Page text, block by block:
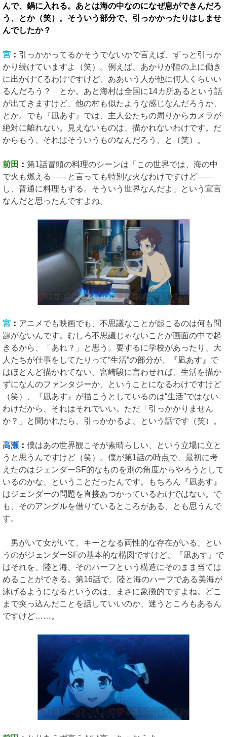
んで、鍋に入れる。あとは海の中なのになぜ息ができんだろ
う、とか（笑）。そういう部分で、引っかかったりはしませ
んでしたか？
宮 ： 引っかかってるかそうでないかで言えば、ずっと引っか
かり続けていますよ（笑）。例えば、あかりが陸の上に働き
に出かけてるわけですけど、ああいう人が他に何人くらいい
るんだろう？ とか。あと海村は全国に14カ所あるという話
が出てきますけど、他の村も似たような感じなんだろうか、
とか。でも『凪あす』では、主人公たちの周りからカメラが
絶対に離れない。見えないものは、描かれないわけです。だ
からもう、それはそういうものなんだろう、と（笑）。
前田 ： 第1話冒頭の料理のシーンは「この世界では、海の中
で火も燃える――と言っても特別な火なわけですけど――
し、普通に料理もする。そういう世界なんだよ」という宣言
なんだと思ったんですよね。
宮 ： アニメでも映画でも、不思議なことが起こるのは何も問
題がないんです。むしろ不思議じゃないことが画面の中で起
きるから、「あれ？」と思う。要するに学校があったり、大
人たちが仕事をしてたりって“生活”の部分が、『凪あす』で
はほとんど描かれてない。宮崎駿に言わせれば、生活を描か
ずになんのファンタジーか、ということになるわけですけど
（笑）、『凪あす』が描こうとしているのは“生活”ではない
わけだから、それはそれでいい。ただ「引っかかりません
か？」と聞かれたら、引っかかるよ、という話です（笑）。
高瀬 ： 僕はあの世界観こそが素晴らしい、という立場に立と
うと思うんですけど（笑）。僕が第1話の時点で、最初に考
えたのはジェンダーSF的なものを別の角度からやろうとして
いるのかな、ということだったんです。もちろん『凪あす』
はジェンダーの問題を直接あつかっているわけではない。で
も、そのアングルを借りているところがある、とも思うんで
す。
男がいて女がいて、キーとなる両性的な存在がいる、とい
うのがジェンダーSFの基本的な構図ですけど、『凪あす』で
はそれを、陸と海、そのハーフという構造にそのまま当ては
めることができる。第16話で、陸と海のハーフである美海が
泳げるようになるというのは、まさに象徴的ですよね。どこ
まで突っ込んだことを話していいのか、迷うところもあるん
ですけど……。